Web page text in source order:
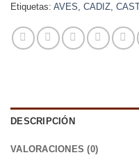
Etiquetas: AVES, CADIZ,
DESCRIPCIÓN
VALORACIONES (0)